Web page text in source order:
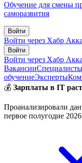
Обучение для смены
саморазвития
Войти
Войти через Хабр
Войти
Войти через Хабр
ВакансииСпециалисты
обучениеЭксперты
💰 Зарплаты в IT
Проанализировали
первое полугодие